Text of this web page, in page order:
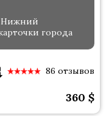
Нижний
города
86 отзывов
360 $